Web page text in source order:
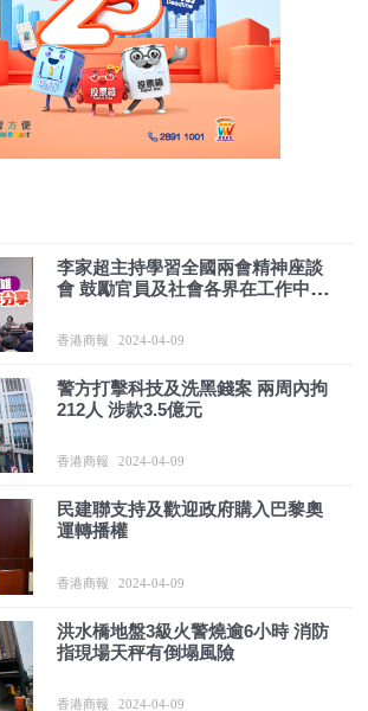
李家超主持學習全國兩會精神座談
會 鼓勵官員及社會各界在工作中好
香港商報 2024-04-09
警方打擊科技及洗黑錢案 兩周內拘
212人 涉款3.5億元
香港商報 2024-04-09
民建聯支持及歡迎政府購入巴黎奧
運轉播權
香港商報 2024-04-09
洪水橋地盤3級火警燒逾6小時 消防
指現場天秤有倒塌風險
香港商報 2024-04-09